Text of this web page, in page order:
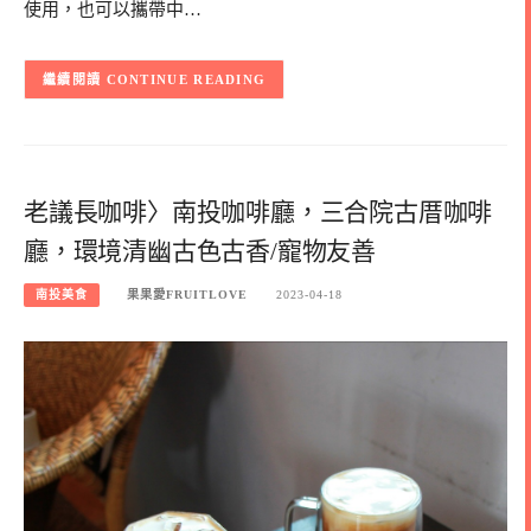
使用，也可以攜帶中…
CONTINUE READING
老議長咖啡〉南投咖啡廳，三合院古厝咖啡
廳，環境清幽古色古香/寵物友善
南投美食 果果愛FRUITLOVE 2023-04-18